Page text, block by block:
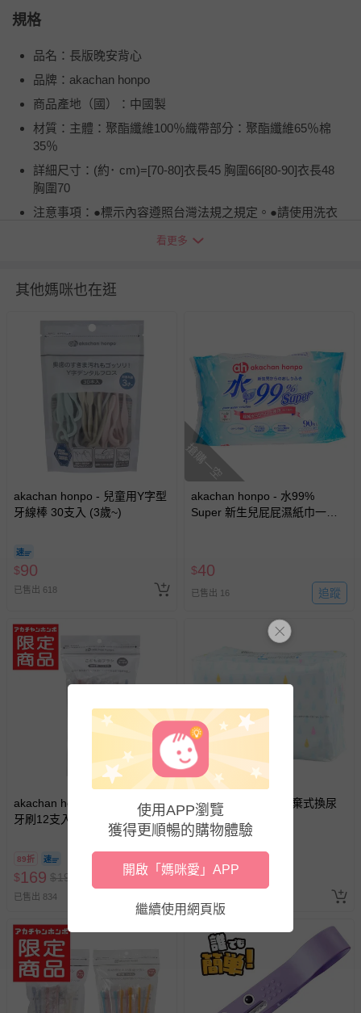
規格
品名：長版晚安背心
品牌：akachan honpo
商品產地（國）：中國製
材質：主體：聚酯纖維100％織帶部分：聚酯纖維65％棉
35％
詳細尺寸：(約･ cm)=[70-80]衣長45 胸圍66[80-90]衣長48
胸圍70
注意事項：●標示內容遵照台灣法規之規定。●請使用洗衣
並非試用期，您所退回的商品必須是未經使用的全新狀態，
如需退換貨，請於收到商品7天（含例假日內提出），如為
瑕疵退換貨所產生的運費，將由媽咪愛負責處理，若非瑕疵
退貨，您可至『查詢訂單』>『已出貨』中查詢該筆訂單，
並點選『我要退貨』即可進行申請。若有相關退貨問題，請
LINE@客服ID: @mamilove 我們將依序為您處理
與服務，謝謝。
針對滿件折/滿額贈…等活動，如因部份退貨，而該訂單保
留商品未達活動門檻，將以原價計算，活動贈品亦需一併退
回。
豫期範圍：
易於腐敗、保存期限較短或解約時即將逾期（例如生鮮
客製化商品（例如客製生日書、姓名貼等）。
報紙、期刊或雜誌（惟書籍如經拆封、使用，則酌收整
新費用）。
非以有形媒介提供之數位內容或一經提供即為完成之線
上服務，經消費者事先同意始提供（例如線上課程、遊
戲或活動點數等）。
已拆封之以下類型商品：
-個人衛生用品（例如尿布、貼身衣物、泳裝、襪子、地
-新生兒親膚衣物（嬰幼兒包巾與背巾、包屁衣、學習
褲、紗布衣等）。
-接觸性孕哺產品（奶嘴、奶瓶、擠乳器、哺乳衣、托腹
帶束縛衣、餐搖椅等）。
-其他原廠盒裝商品封口處已貼上「不可拆封」，或具警
示字句等說明貼紙、封條者。
國際航空、客運、訂房等服務。
看更多
其他媽咪也在逛
akachan honpo - 兒童用Y字型
牙線棒 30支入 (3歲~)
$90
已售出 618
搶購一空
akachan honpo - 水99%
Super 新生兒屁屁濕紙巾一般
$40
已售出 16 追蹤
akachan honpo - 3~5歲兒童用
牙刷12支入
89折
$169 $190
已售出 834
akachan honpo - 拋棄式換尿
布墊-50個
$290
使用APP瀏覽
獲得更順暢的購物體驗
開啟「媽咪愛」APP
繼續使用網頁版